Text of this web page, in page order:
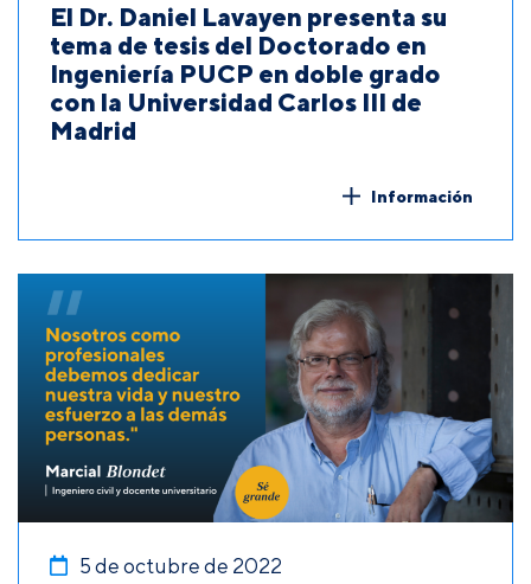
El Dr. Daniel Lavayen presenta su
tema de tesis del Doctorado en
Ingeniería PUCP en doble grado
con la Universidad Carlos III de
Madrid
Información
5 de octubre de 2022